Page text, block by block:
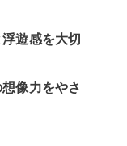
遊感を大切
像力をやさ